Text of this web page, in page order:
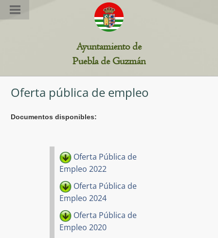
Ayuntamiento de
Puebla de Guzmán
Estamos en: Información >> Información Institucional,
organizativa y jurídica >> Oferta pública de empleo
Oferta pública de empleo
Documentos disponibles:
Oferta Pública de
Empleo 2022
Oferta Pública de
Empleo 2024
Oferta Pública de
Empleo 2020